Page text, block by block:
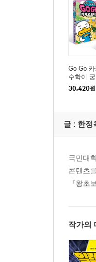
Go Go
수학이
세트
30,420원
글 : 한정
국민대
콘텐츠
『왕초
작가의